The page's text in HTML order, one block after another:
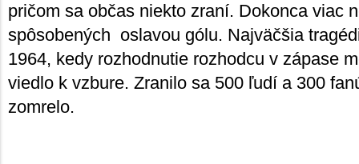
pričom sa občas niekto zraní. Dokonca viac
spôsobených oslavou gólu. Najväčšia
1964, kedy rozhodnutie rozhodcu v zápase
viedlo k vzbure. Zranilo sa 500 ľudí a 300
zomrelo.